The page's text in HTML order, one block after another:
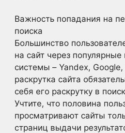
Важность попадания на
поиска
Большинство
на сайт через популярные
системы – Yandex,
раскрутка сайта
себя его раскрутку в
Учтите, что половина
просматривают сайты
страниц выдачи